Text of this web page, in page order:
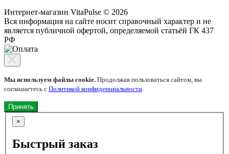
Интернет-магазин VitaPulse © 2026
Вся информация на сайте носит справочный характер и не
является публичной офертой, определяемой статьёй ГК 437
РФ
Мы используем файлы cookie. Продолжая пользоваться сайтом, вы
соглашаетесь с Политикой конфиденциальности.
Принять
×
Быстрый заказ